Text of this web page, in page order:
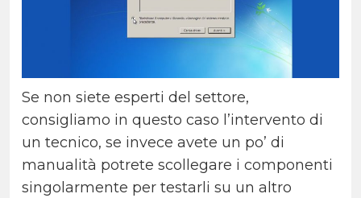
Se non siete esperti del settore,
consigliamo in questo caso l’intervento di
un tecnico, se invece avete un po’ di
manualità potrete scollegare i componenti
singolarmente per testarli su un altro